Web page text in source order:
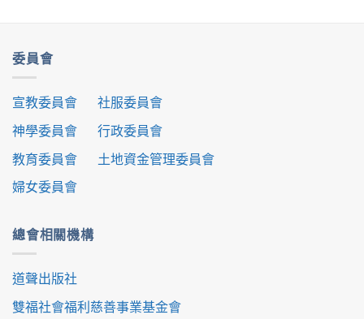
委員會
宣教委員會
神學委員會
教育委員會
婦女委員會
社服委員會
行政委員會
土地資金管理委員會
總會相關機構
道聲出版社
雙福社會福利慈善事業基金會